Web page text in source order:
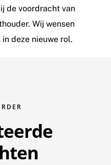
de voordracht van
Wij wensen
deze nieuwe rol.